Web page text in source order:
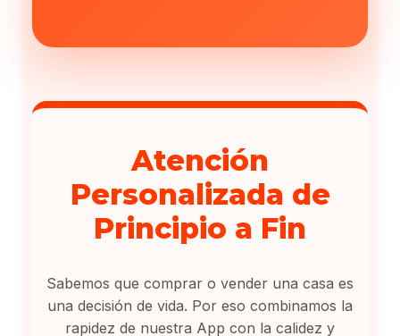
Atención
Personalizada de
Principio a Fin
Sabemos que comprar o vender una casa es
una decisión de vida. Por eso combinamos la
rapidez de nuestra App con la calidez y